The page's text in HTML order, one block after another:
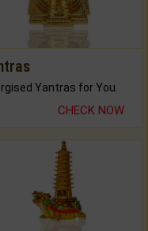
Yantras for You.
CHECK NOW